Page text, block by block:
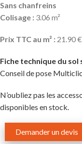
Sans chanfreins
Colisage : 3.06 m²
Prix TTC au m² : 21.90 €
Fiche technique du sol
Conseil de pose
N’oubliez pas les
disponibles en stock.
Demander un devis